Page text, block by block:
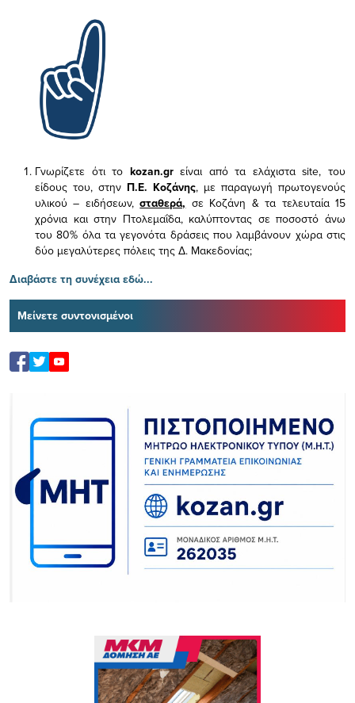
Γνωρίζετε ότι το kozan.gr είναι από τα ελάχισταsite, του
είδους του, στην Π.Ε. Κοζάνης, με παραγωγή πρωτογενούς
υλικού – ειδήσεων,σταθερά, σε Κοζάνη & τα τελευταία 15
χρόνια και στην Πτολεμαΐδα, καλύπτοντας σε ποσοστό άνω
του 80% όλα τα γεγονότα δράσεις που λαμβάνουν χώρα στις
δύο μεγαλύτερες πόλεις της Δ. Μακεδονίας;
Διαβάστε τη συνέχεια εδώ...
Μείνετε συντονισμένοι